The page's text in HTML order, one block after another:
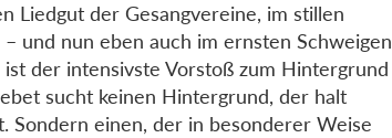
Liedgut der Gesangvereine, im stillen
und nun eben auch im ernsten Schweigen
der intensivste Vorstoß zum Hintergrund
sucht keinen Hintergrund, der halt
Sondern einen, der in besonderer Weise